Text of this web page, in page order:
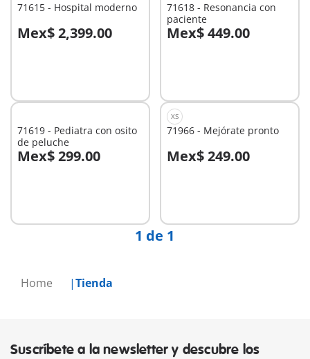
Home Tienda
71615 - Hospital moderno
Mex$ 2,399.00
A la cesta
71618 - Resonancia con
paciente
Mex$ 449.00
A la cesta
71619 - Pediatra con osito
de peluche
Mex$ 299.00
A la cesta
XS
71966 - Mejórate pronto
Mex$ 249.00
A la cesta
1 de 1
Suscríbete a la newsletter y descubre los